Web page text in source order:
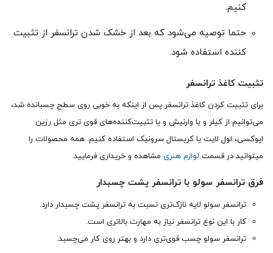
کنیم.
حتما توصیه می‌شود که بعد از خشک شدن ترانسفر از تثبیت
کننده استفاده شود.
تثبیت کاغذ ترانسفر
برای تثبیت کردن کاغذ ترانسفر پس از اینکه به خوبی روی سطح چسبانده شد،
می‌توانیم از کیلر و یا وارنیش و یا تثبیت‌کننده‌های قوی تری مثل رزین
اپوکسی، لول لایت یا کریستال سرونیک استفاده کنیم. همه محصولات را
میتوانید در قسمت لوازم هنری مشاهده و خریداری فرمایید.
فرق ترانسفر سولو با ترانسفر پشت چسبدار
ترانسفر سولو لایه نازک‌تری نسبت به ترانسفر پشت چسبدار دارد.
کار با این نوع ترانسفر نیاز به مهارت بالاتری است.
ترانسفر سولو چسب قوی‌تری دارد و بهتر روی کار می‌چسبد.